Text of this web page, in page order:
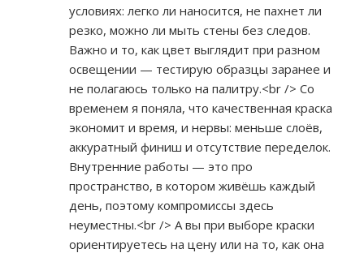
условиях: легко ли наносится, не пахнет ли
резко, можно ли мыть стены без следов.
Важно и то, как цвет выглядит при разном
освещении — тестирую образцы заранее и
не полагаюсь только на палитру.<br /> Со
временем я поняла, что качественная краска
экономит и время, и нервы: меньше слоёв,
аккуратный финиш и отсутствие переделок.
Внутренние работы — это про
пространство, в котором живёшь каждый
день, поэтому компромиссы здесь
неуместны.<br /> А вы при выборе краски
ориентируетесь на цену или на то, как она